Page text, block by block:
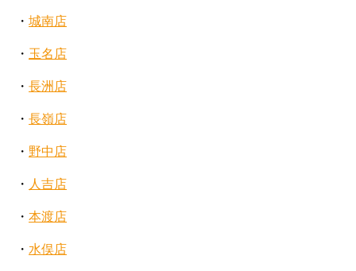
・ 城南店
・ 玉名店
・ 長洲店
・ 長嶺店
・ 野中店
・ 人吉店
・ 本渡店
・ 水俣店